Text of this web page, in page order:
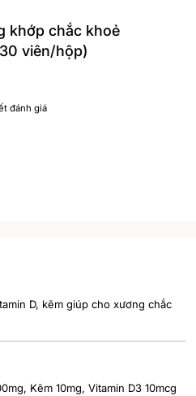
khớp chắc khoẻ
viên/hộp)
đánh giá
D, kẽm giúp cho xương chắc
Kẽm 10mg, Vitamin D3 10mcg